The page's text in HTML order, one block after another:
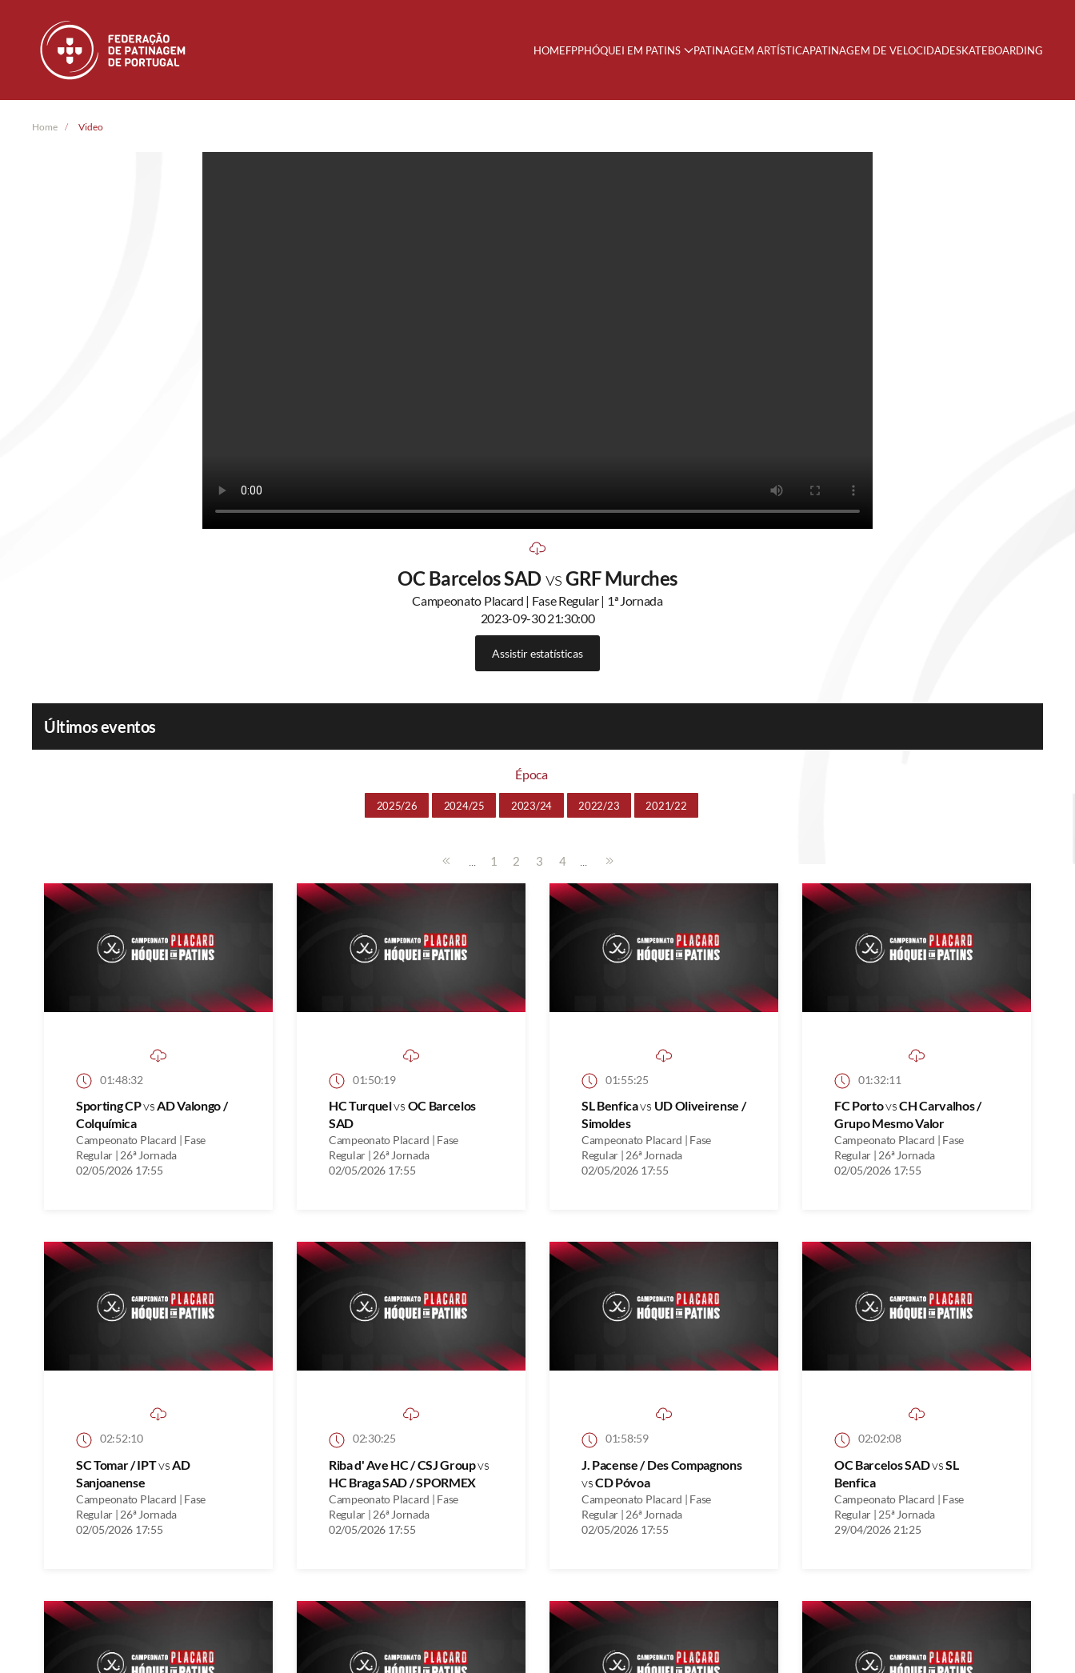
Skip to main content HOMEFPPHÓQUEI EM PATINS PATINAGEM ARTÍSTICAPATINAGEM DE VELOCIDADESKATEBOARDING
Home Video
OC Barcelos SADvsGRF Murches
Campeonato Placard | Fase Regular | 1ª Jornada
2023-09-30 21:30:00
Assistir estatísticas
Últimos eventos
Época
2025/26 2024/25 2023/24 2022/23 2021/22
... 1 2 3 4 ...
01:48:32
Sporting CPvsAD Valongo /
Colquímica
Campeonato Placard | Fase
Regular | 26ª Jornada
02/05/2026 17:55
01:50:19
HC Turquelvs OC Barcelos
SAD
Campeonato Placard | Fase
Regular | 26ª Jornada
02/05/2026 17:55
01:55:25
SL Benficavs UD Oliveirense /
Simoldes
Campeonato Placard | Fase
Regular | 26ª Jornada
02/05/2026 17:55
01:32:11
FC PortovsCH Carvalhos /
Grupo Mesmo Valor
Campeonato Placard | Fase
Regular | 26ª Jornada
02/05/2026 17:55
02:52:10
SC Tomar / IPTvsAD
Sanjoanense
Campeonato Placard | Fase
Regular | 26ª Jornada
02/05/2026 17:55
02:30:25
Riba d' Ave HC / CSJ Groupvs
HC Braga SAD / SPORMEX
Campeonato Placard | Fase
Regular | 26ª Jornada
02/05/2026 17:55
01:58:59
J. Pacense / Des Compagnons
vsCD Póvoa
Campeonato Placard | Fase
Regular | 26ª Jornada
02/05/2026 17:55
02:02:08
OC Barcelos SADvsSL
Benfica
Campeonato Placard | Fase
Regular | 25ª Jornada
29/04/2026 21:25